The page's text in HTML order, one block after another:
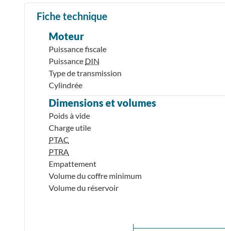
Fiche technique
Moteur
Puissance fiscale
Puissance DIN
Type de transmission
Cylindrée
Dimensions et volumes
Poids à vide
Charge utile
PTAC
PTRA
Empattement
Volume du coffre minimum
Volume du réservoir